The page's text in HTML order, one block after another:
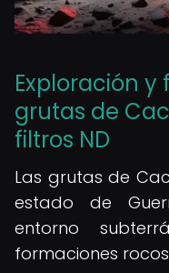
Exploración
grutas de
filtros ND
Las grutas de
estado de
entorno
formaciones